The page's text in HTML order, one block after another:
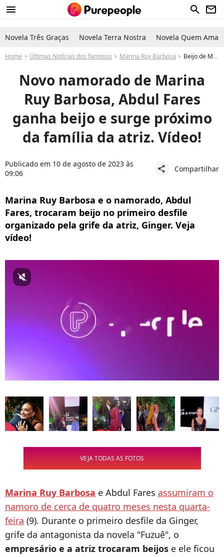
menu search newsletter
Novela Três Graças Novela Terra Nostra Novela Quem Ama
Home Últimas Notícias dos famosos Marina Ruy Barbosa Beijo de Marina Ruy Barbosa e novo namorado marca evento da atriz. Veja vídeo!
Novo namorado de Marina
Ruy Barbosa, Abdul Fares
ganha beijo e surge próximo
da família da atriz. Vídeo!
Publicado em 10 de agosto de 2023 às
09:06
share Compartilhar
Marina Ruy Barbosa e o namorado, Abdul
Fares, trocaram beijo no primeiro desfile
organizado pela grife da atriz, Ginger. Veja
vídeo!
VEJA TODAS AS FOTOS
Marina Ruy Barbosa e Abdul Fares assumiram o
namoro de cerca de quatro meses nesta quarta-
feira (9). Durante o primeiro desfile da Ginger,
grife da antagonista da novela "Fuzuê", o
empresário e a atriz trocaram beijos e ele ficou